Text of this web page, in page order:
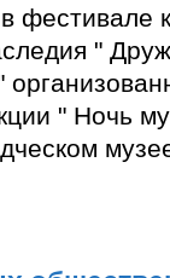
фестивале
"
" Ночь